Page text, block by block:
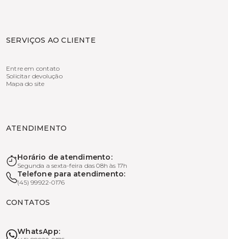
SERVIÇOS AO CLIENTE
Entre em contato
Solicitar devolução
Mapa do site
ATENDIMENTO
Horário de atendimento:
Segunda a sexta-feira das 08h às 17h
Telefone para atendimento:
(45) 99922-0176
CONTATOS
WhatsApp: